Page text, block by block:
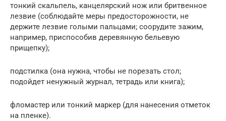
тонкий скальпель, канцелярский нож или бритвенное
лезвие (соблюдайте меры предосторожности, не
держите лезвие голыми пальцами; соорудите зажим,
например, приспособив деревянную бельевую
прищепку);
подстилка (она нужна, чтобы не порезать стол;
подойдет ненужный журнал, тетрадь или книга);
фломастер или тонкий маркер (для нанесения отметок
на пленке).